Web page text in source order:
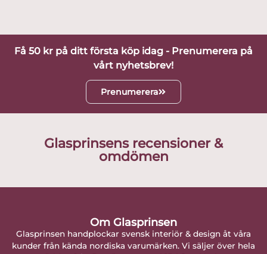
Få 50 kr på ditt första köp idag - Prenumerera på
vårt nyhetsbrev!
Prenumerera
Glasprinsens recensioner &
omdömen
Om Glasprinsen
Glasprinsen handplockar svensk interiör & design åt våra
kunder från kända nordiska varumärken. Vi säljer över hela